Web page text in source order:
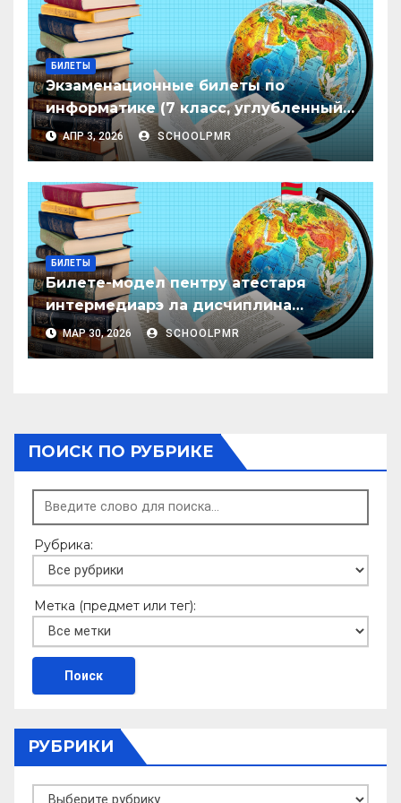
БИЛЕТЫ
Экзаменационные билеты по
информатике (7 класс, углубленный
уровень)
АПР 3, 2026 SCHOOLPMR
БИЛЕТЫ
Билете-модел пентру атестаря
интермедиарэ ла дисчиплина
«Сочиолоӂия», класеле 6–8
МАР 30, 2026 SCHOOLPMR
ПОИСК ПО РУБРИКЕ
Рубрика:
Метка (предмет или тег):
РУБРИКИ
Рубрики